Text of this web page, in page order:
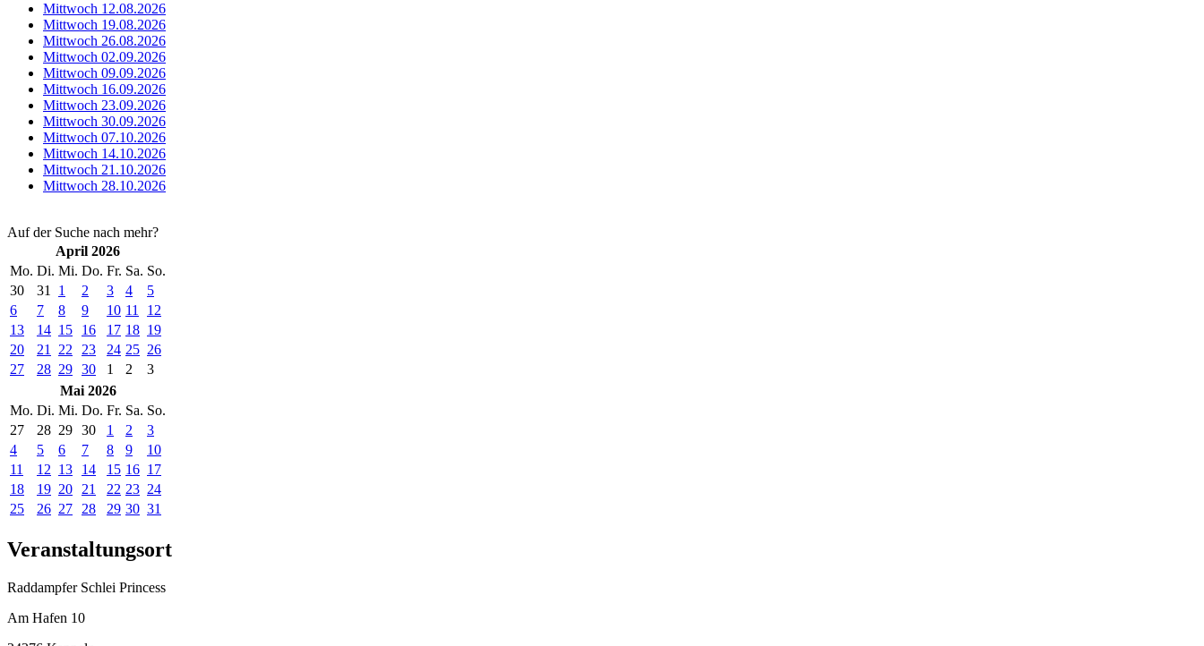
Mittwoch 12.08.2026
Mittwoch 19.08.2026
Mittwoch 26.08.2026
Mittwoch 02.09.2026
Mittwoch 09.09.2026
Mittwoch 16.09.2026
Mittwoch 23.09.2026
Mittwoch 30.09.2026
Mittwoch 07.10.2026
Mittwoch 14.10.2026
Mittwoch 21.10.2026
Mittwoch 28.10.2026
Auf der Suche nach mehr?
April 2026
Mo. Di. Mi. Do. Fr. Sa. So.
30
31 1 2 3 4
5
6
7 8 9 10 11
12
13
14 15 16 17 18 19
20
21 22 23 24 25 26
27
28 29 30 1 2
3
Mai 2026
Mo. Di. Mi. Do. Fr. Sa. So.
27
28 29 30 1 2
3
4
5 6 7 8 9
10
11
12 13 14 15 16 17
18
19 20 21 22 23 24
25
26 27 28 29 30 31
Veranstaltungsort
Raddampfer Schlei Princess
Am Hafen 10